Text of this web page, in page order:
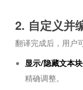
2. 自定义并
翻译完成后，用户
显示/隐藏文本
精确调整。